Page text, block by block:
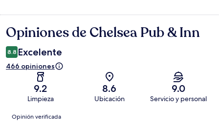
Opiniones
Opiniones de Chelsea Pub & Inn
8.8 Excelente
466 opiniones
9.2
Limpieza
8.6
Ubicación
9.0
Servicio y personal
Opiniones
Opinión verificada